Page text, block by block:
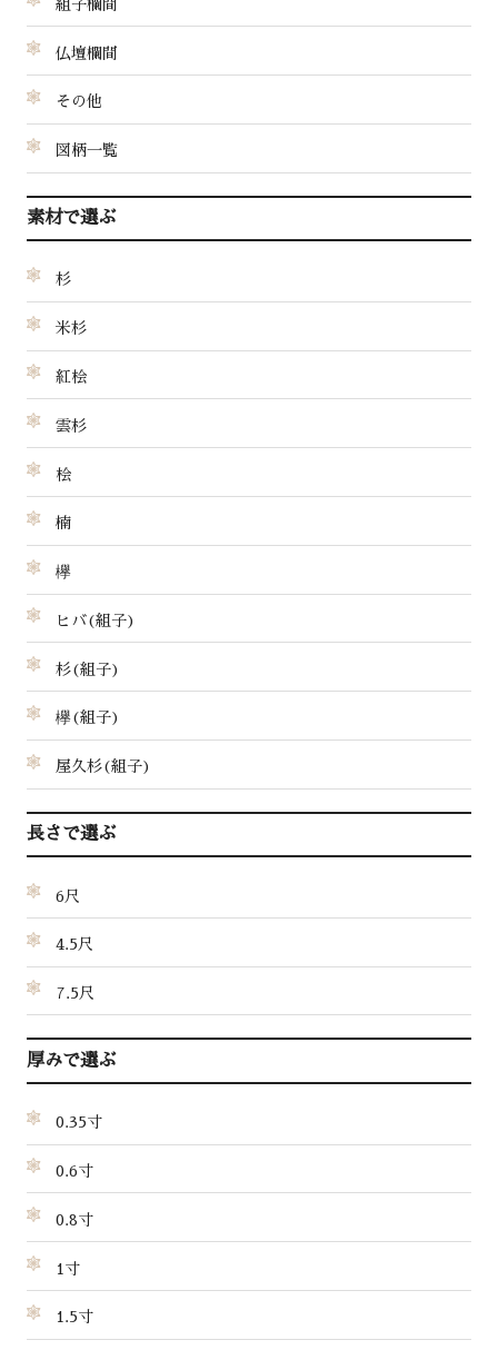
組子欄間
仏壇欄間
その他
図柄一覧
素材で選ぶ
杉
米杉
紅桧
雲杉
桧
楠
欅
ヒバ(組子)
杉(組子)
欅(組子)
屋久杉(組子)
長さで選ぶ
6尺
4.5尺
7.5尺
厚みで選ぶ
0.35寸
0.6寸
0.8寸
1寸
1.5寸